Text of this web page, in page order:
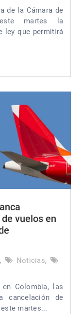
de la Cámara de
este martes la
ley que permitirá
vuelos en
, Noticias,
Colombia, las
cancelación de
martes...